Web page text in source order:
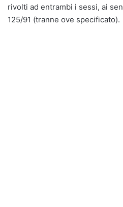
rivolti ad entrambi i sessi, ai
125/91 (tranne ove specificato).